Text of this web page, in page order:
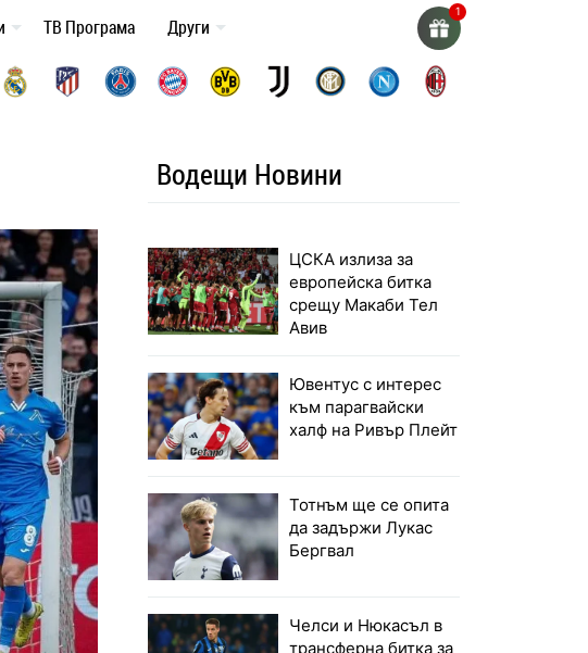
ТВ Програма Други
Водещи Новини
ЦСКА излиза за
европейска битка
срещу Макаби Тел
Авив
Ювентус с интерес
към парагвайски
халф на Ривър Плейт
Тотнъм ще се опита
да задържи Лукас
Бергвал
Челси и Нюкасъл в
трансферна битка за